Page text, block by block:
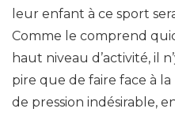
leur enfant à ce sport
Comme le comprend
haut niveau d’activité, il
pire que de faire face à
de pression indésirable,